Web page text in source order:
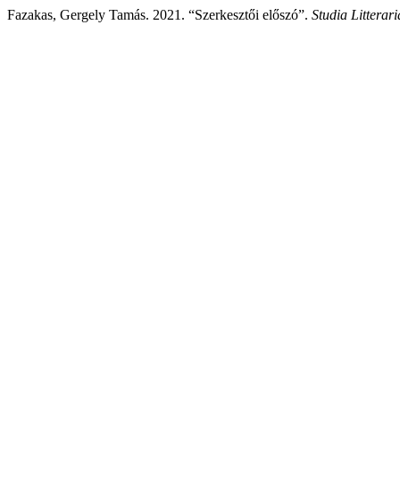
Fazakas, Gergely Tamás. 2021. “Szerkesztői előszó”. Studia